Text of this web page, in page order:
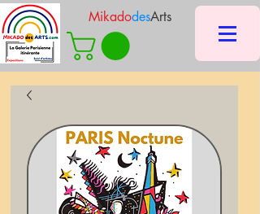
MikadodesArts